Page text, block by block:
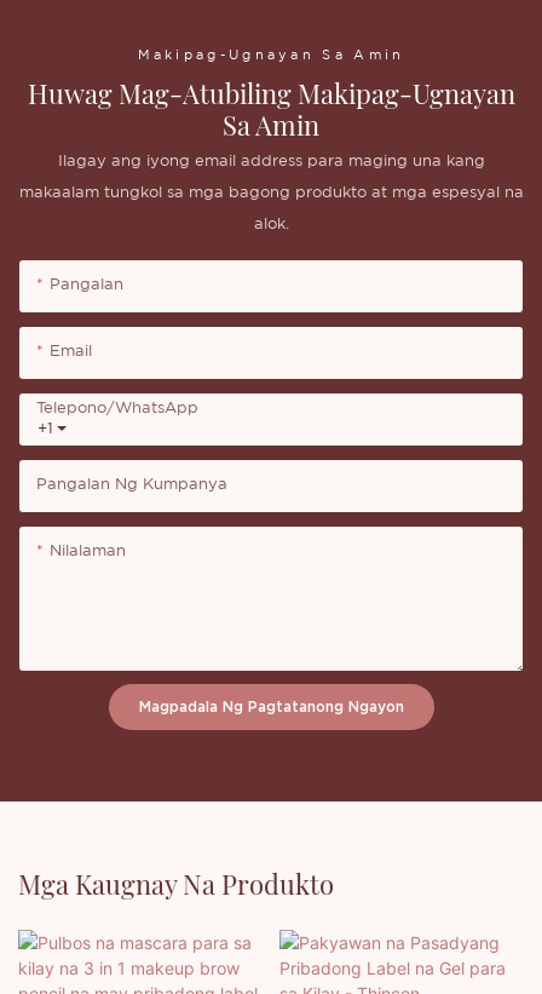
Makipag-Ugnayan Sa Amin
Huwag Mag-Atubiling Makipag-Ugnayan
Sa Amin
Ilagay ang iyong email address para maging una kang
makaalam tungkol sa mga bagong produkto at mga espesyal na
alok.
Pangalan
Email
+1
Telepono/whatsApp
Pangalan Ng Kumpanya
Nilalaman
Magpadala Ng Pagtatanong Ngayon
Mga Kaugnay Na Produkto